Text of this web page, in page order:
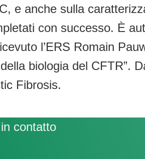
e anche sulla
con successo. È
l’ERS Romain
biologia del CFTR”.
Fibrosis.
contatto